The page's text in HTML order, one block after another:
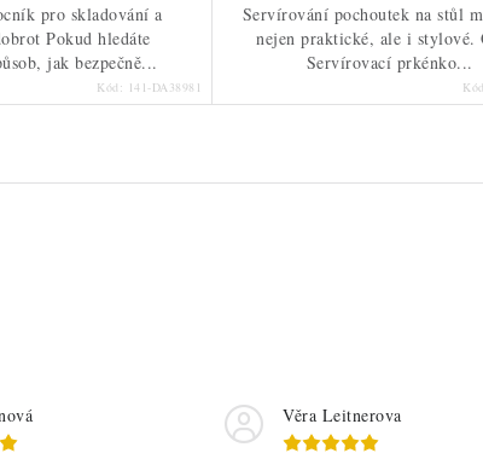
pro skladování a
Pokud hledáte
jak bezpečně...
Kód: 141-DA38981
Servírování pochoutek na stůl
nejen praktické, ale i stylové.
Servírovací prkénko...
Věra Leitnerova